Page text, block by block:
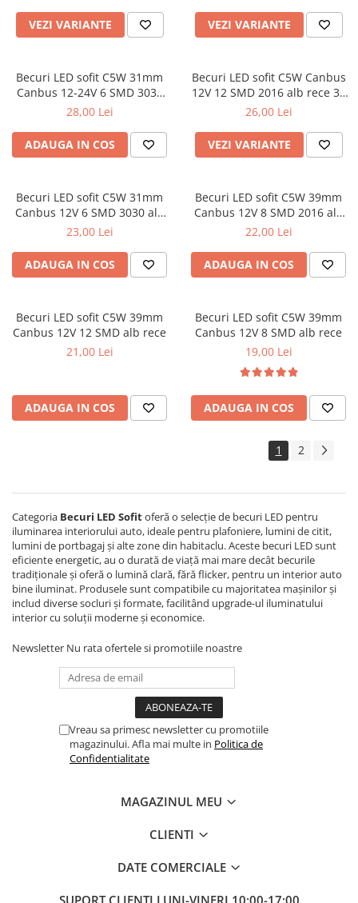
Suporti Pahar Auto
Suporti Telefon Auto
VEZI VARIANTE VEZI VARIANTE
Becuri LED sofit C5W 31mm
Canbus 12-24V 6 SMD 3030
alb rece
28,00 Lei
ADAUGA IN COS
Becuri LED sofit C5W Canbus
12V 12 SMD 2016 alb rece 36
39 mm
26,00 Lei
VEZI VARIANTE
Becuri LED sofit C5W 31mm
Canbus 12V 6 SMD 3030 alb
rece
23,00 Lei
ADAUGA IN COS
Becuri LED sofit C5W 39mm
Canbus 12V 8 SMD 2016 alb
rece
22,00 Lei
ADAUGA IN COS
Becuri LED sofit C5W 39mm
Canbus 12V 12 SMD alb rece
21,00 Lei
ADAUGA IN COS
Becuri LED sofit C5W 39mm
Canbus 12V 8 SMD alb rece
19,00 Lei
ADAUGA IN COS
1 2
Categoria Becuri LED Sofitoferă o selecție de becuri LED pentru
iluminarea interiorului auto, ideale pentru plafoniere, lumini de citit,
lumini de portbagaj și alte zone din habitaclu. Aceste becuri LED sunt
eficiente energetic, au o durată de viață mai mare decât becurile
tradiționale și oferă o lumină clară, fără flicker, pentru un interior auto
bine iluminat. Produsele sunt compatibile cu majoritatea mașinilor și
includ diverse socluri și formate, facilitând upgrade-ul iluminatului
interior cu soluții moderne și economice.
Newsletter Nu rata ofertele si promotiile noastre
Vreau sa primesc newsletter cu promotiile
magazinului. Afla mai multe in Politica de
Confidentialitate
MAGAZINUL MEU
CLIENTI
DATE COMERCIALE
SUPORT CLIENTI LUNI-VINERI 10:00-17:00